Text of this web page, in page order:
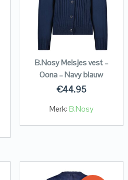
B.Nosy Meisjes vest –
Oona – Navy blauw
€44.95
Merk:B.Nosy